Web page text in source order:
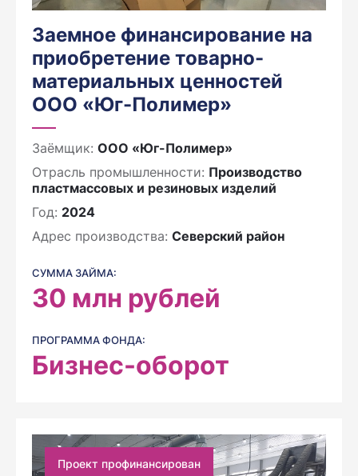
Заемное финансирование на
приобретение товарно-
материальных ценностей
ООО «Юг-Полимер»
Заёмщик: ООО «Юг-Полимер»
Отрасль промышленности: Производство
пластмассовых и резиновых изделий
Год: 2024
Адрес производства: Северский район
СУММА ЗАЙМА:
30 млн рублей
ПРОГРАММА ФОНДА:
Бизнес-оборот
Проект профинансирован